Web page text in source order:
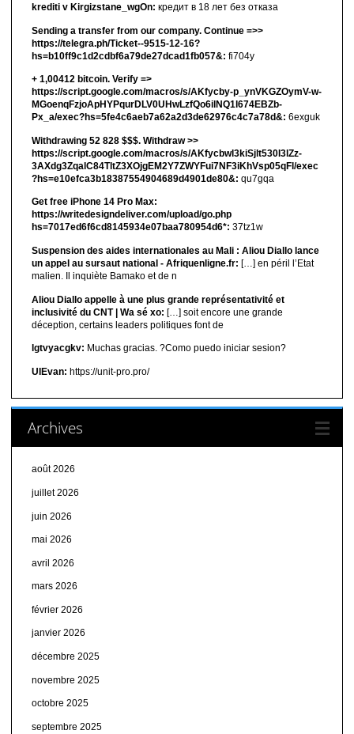
krediti v Kirgizstane_wgOn: кредит в 18 лет без отказа
Sending a transfer from our company. Continue =>>
https://telegra.ph/Ticket--9515-12-16?
hs=b10ff9c1d2cdbf6a79de27dcad1fb057&: fi704y
+ 1,00412 bitсоin. Verify =>
https://script.google.com/macros/s/AKfycby-p_ynVKGZOymV-w-
MGoenqFzjoApHYPqurDLV0UHwLzfQo6ilNQ1l674EBZb-
Px_a/exec?hs=5fe4c6aeb7a62a2d3de62976c4c7a78d&: 6exguk
Withdrawing 52 828 $$$. Withdrаw >>
https://script.google.com/macros/s/AKfycbwl3kiSjlt530I3lZz-
3AXdg3ZqalC84TltZ3XOjgEM2Y7ZWYFui7NF3iKhVsp05qFl/exec
?hs=e10efca3b18387554904689d4901de80&: qu7gqa
Get free iPhone 14 Pro Max:
https://writedesigndeliver.com/upload/go.php
hs=7017ed6f6cd8145934e07baa780954d6*: 37tz1w
Suspension des aides internationales au Mali : Aliou Diallo lance
un appel au sursaut national - Afriquenligne.fr: […] en péril l’Etat
malien. Il inquiète Bamako et de n
Aliou Diallo appelle à une plus grande représentativité et
inclusivité du CNT | Wa sé xo: […] soit encore une grande
déception, certains leaders politiques font de
lgtvyacgkv: Muchas gracias. ?Como puedo iniciar sesion?
UIEvan: https://unit-pro.pro/
Archives
août 2026
juillet 2026
juin 2026
mai 2026
avril 2026
mars 2026
février 2026
janvier 2026
décembre 2025
novembre 2025
octobre 2025
septembre 2025